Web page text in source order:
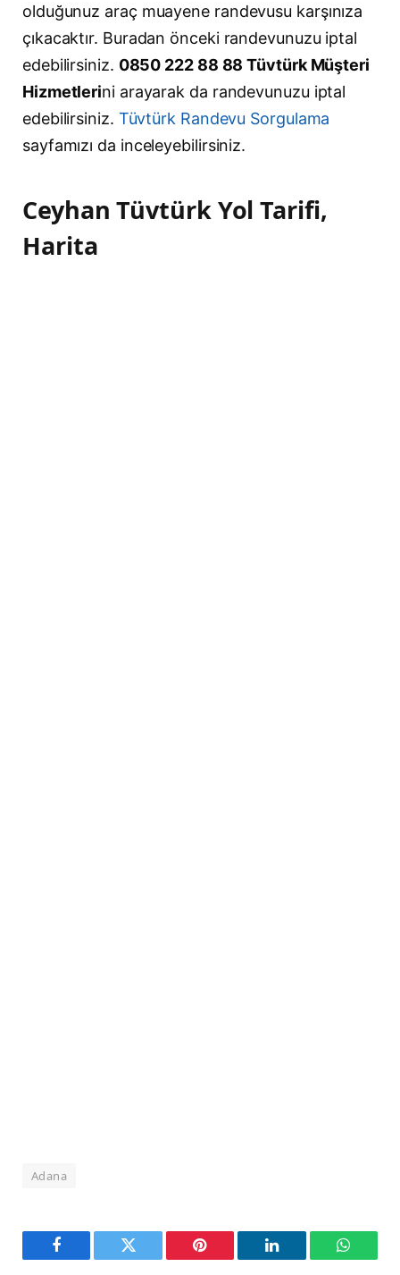
olduğunuz araç muayene randevusu karşınıza
çıkacaktır. Buradan önceki randevunuzu iptal
edebilirsiniz. 0850 222 88 88 Tüvtürk Müşteri
Hizmetlerini arayarak da randevunuzu iptal
edebilirsiniz. Tüvtürk Randevu Sorgulama
sayfamızı da inceleyebilirsiniz.
Ceyhan Tüvtürk Yol Tarifi,
Harita
Adana
Facebook Twitter Pinterest LinkedIn